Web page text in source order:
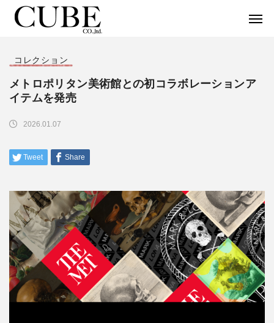
コレクション
メトロポリタン美術館との初コラボレーションア
イテムを発売
2026.01.07